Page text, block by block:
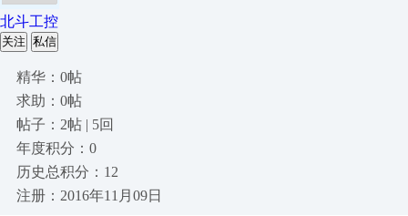
北斗工控
关注 私信
精华：0帖
求助：0帖
帖子：2帖 | 5回
年度积分：0
历史总积分：12
注册：2016年11月09日